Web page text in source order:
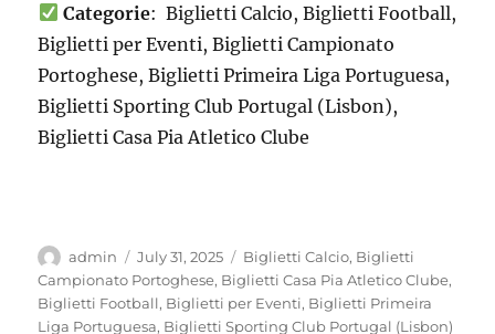
Categorie: Biglietti Calcio, Biglietti Football,
Biglietti per Eventi, Biglietti Campionato
Portoghese, Biglietti Primeira Liga Portuguesa,
Biglietti Sporting Club Portugal (Lisbon),
Biglietti Casa Pia Atletico Clube
Author
admin
Posted
on
July 31, 2025 Categories
Biglietti Calcio, Biglietti
Campionato Portoghese, Biglietti Casa Pia Atletico Clube,
Biglietti Football, Biglietti per Eventi, Biglietti Primeira
Liga Portuguesa, Biglietti Sporting Club Portugal (Lisbon)